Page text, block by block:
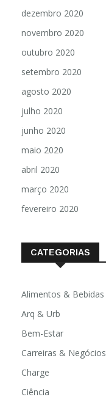
dezembro 2020
novembro 2020
outubro 2020
setembro 2020
agosto 2020
julho 2020
junho 2020
maio 2020
abril 2020
março 2020
fevereiro 2020
CATEGORIAS
Alimentos & Bebidas
Arq & Urb
Bem-Estar
Carreiras & Negócios
Charge
Ciência